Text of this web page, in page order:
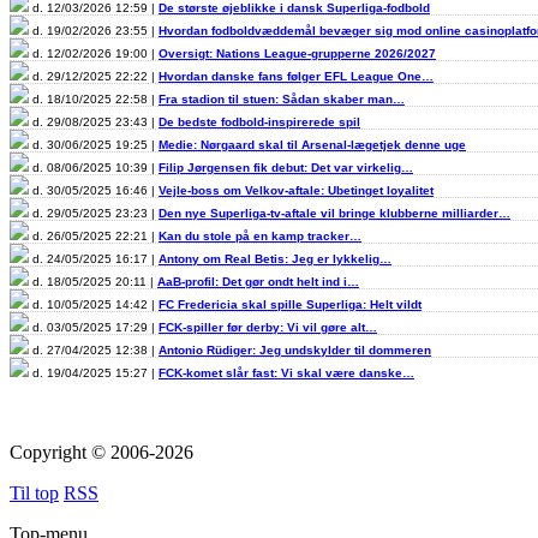
d. 12/03/2026 12:59 | De største øjeblikke i dansk Superliga-fodbold
d. 19/02/2026 23:55 | Hvordan fodboldvæddemål bevæger sig mod online
d. 12/02/2026 19:00 | Oversigt: Nations League-grupperne 2026/2027
d. 29/12/2025 22:22 | Hvordan danske fans følger EFL League One…
d. 18/10/2025 22:58 | Fra stadion til stuen: Sådan skaber man…
d. 29/08/2025 23:43 | De bedste fodbold-inspirerede spil
d. 30/06/2025 19:25 | Medie: Nørgaard skal til Arsenal-lægetjek denne uge
d. 08/06/2025 10:39 | Filip Jørgensen fik debut: Det var virkelig…
d. 30/05/2025 16:46 | Vejle-boss om Velkov-aftale: Ubetinget loyalitet
d. 29/05/2025 23:23 | Den nye Superliga-tv-aftale vil bringe klubberne milliarder…
d. 26/05/2025 22:21 | Kan du stole på en kamp tracker…
d. 24/05/2025 16:17 | Antony om Real Betis: Jeg er lykkelig…
d. 18/05/2025 20:11 | AaB-profil: Det gør ondt helt ind i…
d. 10/05/2025 14:42 | FC Fredericia skal spille Superliga: Helt vildt
d. 03/05/2025 17:29 | FCK-spiller før derby: Vi vil gøre alt…
d. 27/04/2025 12:38 | Antonio Rüdiger: Jeg undskylder til dommeren
d. 19/04/2025 15:27 | FCK-komet slår fast: Vi skal være danske…
Copyright © 2006-2026
Til top RSS
Top-menu